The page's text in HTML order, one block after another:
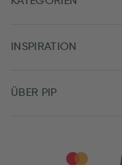
INSPIRATION
ÜBER PIP